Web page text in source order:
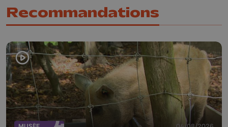
Recommandations